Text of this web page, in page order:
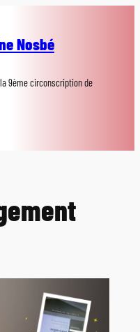
Nosbé
9ème circonscription de